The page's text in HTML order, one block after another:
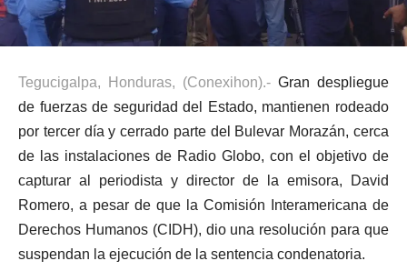
Tegucigalpa, Honduras, (Conexihon).- Gran despliegue
de fuerzas de seguridad del Estado, mantienen rodeado
por tercer día y cerrado parte del Bulevar Morazán, cerca
de las instalaciones de Radio Globo, con el objetivo de
capturar al periodista y director de la emisora, David
Romero, a pesar de que la Comisión Interamericana de
Derechos Humanos (CIDH), dio una resolución para que
suspendan la ejecución de la sentencia condenatoria.